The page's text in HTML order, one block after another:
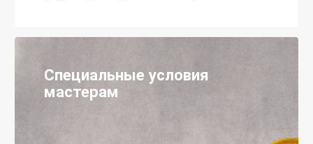
Специальные условия
мастерам